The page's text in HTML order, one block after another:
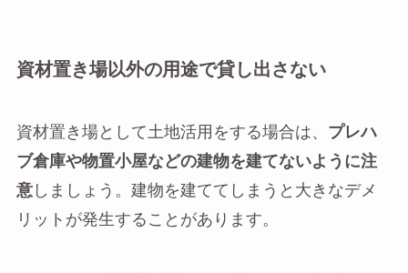
資材置き場以外の用途で貸し出さない
資材置き場として土地活用をする場合は、 プレハ
ブ倉庫や物置小屋などの建物を建てないように注
意しましょう。建物を建ててしまうと大きなデメ
リットが発生することがあります。